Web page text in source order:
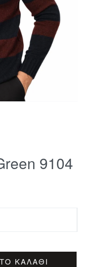
9104
ΚΑΛΆΘΙ